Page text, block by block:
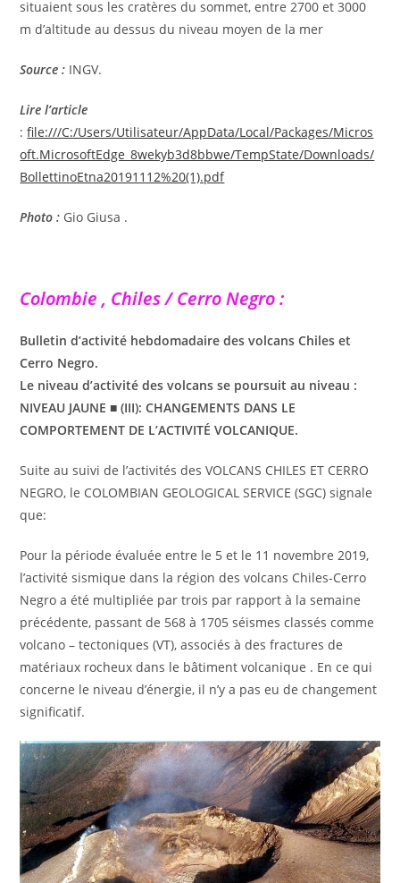
situaient sous les cratères du sommet, entre 2700 et 3000
m d’altitude au dessus du niveau moyen de la mer
Source : INGV.
Lire l’article
:file:///C:/Users/Utilisateur/AppData/Local/Packages/Micros
oft.MicrosoftEdge_8wekyb3d8bbwe/TempState/Downloads/
BollettinoEtna20191112%20(1).pdf
Photo : Gio Giusa .
Colombie , Chiles / Cerro Negro :
Bulletin d’activité hebdomadaire des volcans Chiles et
Cerro Negro.
Le niveau d’activité des volcans se poursuit au niveau :
NIVEAU JAUNE ■ (III): CHANGEMENTS DANS LE
COMPORTEMENT DE L’ACTIVITÉ VOLCANIQUE.
Suite au suivi de l’activités des VOLCANS CHILES ET CERRO
NEGRO, le COLOMBIAN GEOLOGICAL SERVICE (SGC) signale
que:
Pour la période évaluée entre le 5 et le 11 novembre 2019,
l’activité sismique dans la région des volcans Chiles-Cerro
Negro a été multipliée par trois par rapport à la semaine
précédente, passant de 568 à 1705 séismes classés comme
volcano – tectoniques (VT), associés à des fractures de
matériaux rocheux dans le bâtiment volcanique . En ce qui
concerne le niveau d’énergie, il n’y a pas eu de changement
significatif.